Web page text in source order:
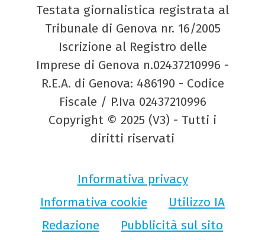
Testata giornalistica registrata al
Tribunale di Genova nr. 16/2005
Iscrizione al Registro delle
Imprese di Genova n.02437210996 -
R.E.A. di Genova: 486190 - Codice
Fiscale / P.Iva 02437210996
Copyright © 2025 (V3) - Tutti i
diritti riservati
Informativa privacy
Informativa cookie
Utilizzo IA
Redazione
Pubblicità sul sito